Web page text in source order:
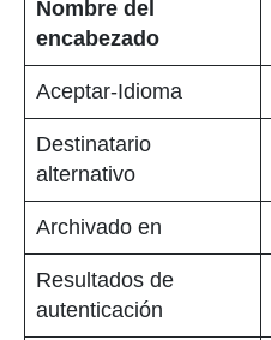
Nombre del
encabezado
Aceptar-Idioma
Destinatario
alternativo
Archivado en
Resultados de
autenticación